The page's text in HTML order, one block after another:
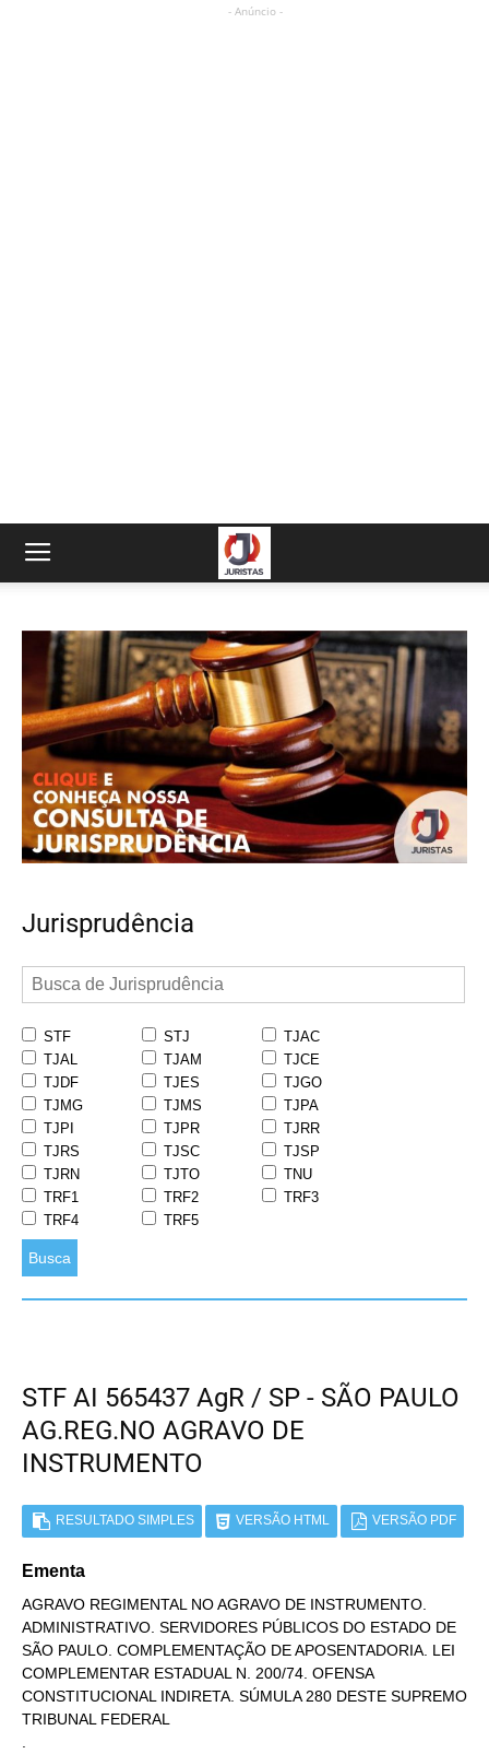
- Anúncio -
Jurisprudência
STF STJ
TJAC
TJAL
TJAM
TJCE
TJDF
TJES
TJGO
TJMG
TJMS
TJPA
TJPI
TJPR
TJRR
TJRS
TJSC
TJSP
TJRN
TJTO
TNU
TRF1
TRF2
TRF3
TRF4
TRF5
Busca
STF AI 565437 AgR / SP - SÃO PAULO
AG.REG.NO AGRAVO DE
INSTRUMENTO
RESULTADO SIMPLES VERSÃO HTML VERSÃO PDF
Ementa
AGRAVO REGIMENTAL NO AGRAVO DE INSTRUMENTO.
ADMINISTRATIVO. SERVIDORES PÚBLICOS DO ESTADO DE
SÃO PAULO. COMPLEMENTAÇÃO DE APOSENTADORIA. LEI
COMPLEMENTAR ESTADUAL N. 200/74. OFENSA
CONSTITUCIONAL INDIRETA. SÚMULA 280 DESTE SUPREMO
TRIBUNAL FEDERAL
.